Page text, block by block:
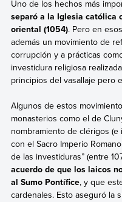
Uno de los hechos más
separó a la Iglesia católica
oriental (1054). Pero en
además un movimiento de
corrupción y a prácticas
investidura religiosa
principios del vasallaje pero
Algunos de estos
monasterios como el de
nombramiento de clérigos
con el Sacro Imperio
de las investiduras” (entre
acuerdo de que los laicos
al Sumo Pontífice, y que
cardenales. Esto aseguró la